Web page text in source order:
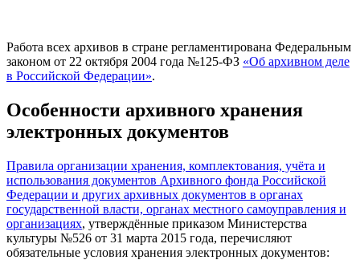
Работа всех архивов в стране регламентирована Федеральным
законом от 22 октября 2004 года №125-ФЗ «Об архивном деле
в Российской Федерации».
Особенности архивного хранения
электронных документов
Правила организации хранения, комплектования, учёта и
использования документов Архивного фонда Российской
Федерации и других архивных документов в органах
государственной власти, органах местного самоуправления и
организациях, утверждённые приказом Министерства
культуры №526 от 31 марта 2015 года, перечисляют
обязательные условия хранения электронных документов: